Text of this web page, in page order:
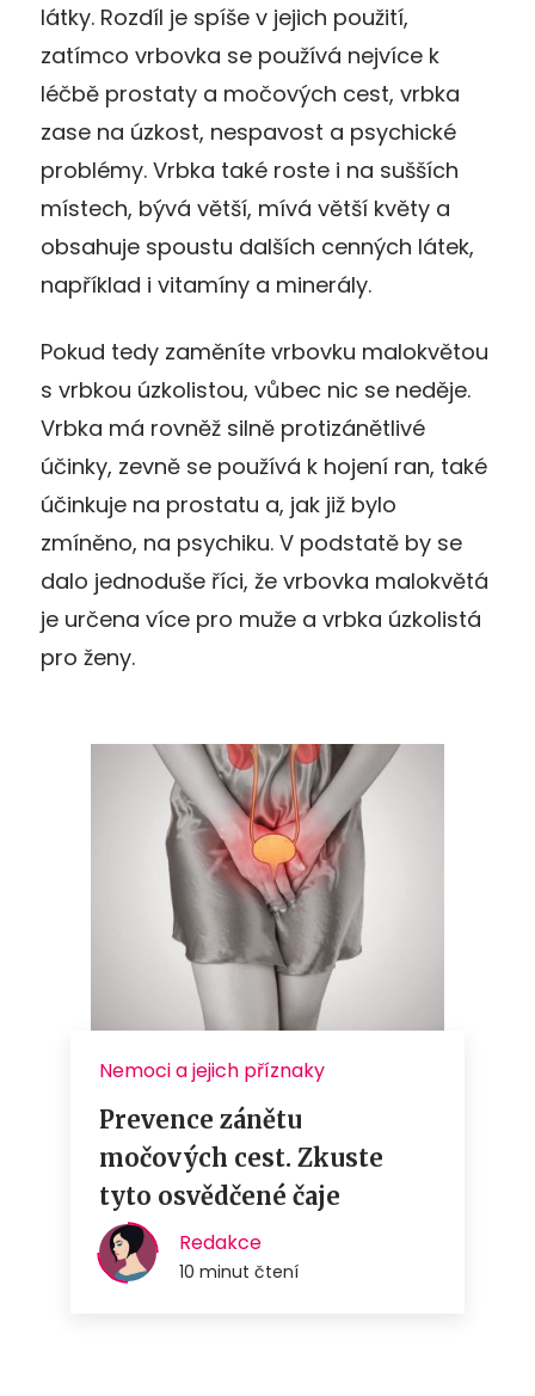
látky. Rozdíl je spíše v jejich použití,
zatímco vrbovka se používá nejvíce k
léčbě prostaty a močových cest, vrbka
zase na úzkost, nespavost a psychické
problémy. Vrbka také roste i na sušších
místech, bývá větší, mívá větší květy a
obsahuje spoustu dalších cenných látek,
například i vitamíny a minerály.
Pokud tedy zaměníte vrbovku malokvětou
s vrbkou úzkolistou, vůbec nic se neděje.
Vrbka má rovněž silně protizánětlivé
účinky, zevně se používá k hojení ran, také
účinkuje na prostatu a, jak již bylo
zmíněno, na psychiku. V podstatě by se
dalo jednoduše říci, že vrbovka malokvětá
je určena více pro muže a vrbka úzkolistá
pro ženy.